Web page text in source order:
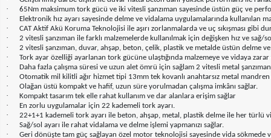
· 65Nm maksimum tork gücü ve iki vitesli şanzıman sayesinde üstün güç ve
· Elektronik hız ayarı sayesinde delme ve vidalama uygulamalarında kullanılan
· CAT Aktif Akü Koruma Teknolojisi ile aşırı zorlanmalarda ve uç sıkışması
· 2 vitesli şanzıman ile farklı malzemelerde kullanılmak için değişken hız ve sağ/
· 2 vitesli şanzıman, duvar, ahşap, beton, çelik, plastik ve metalde üstün delme
· Tork ayar özelliği ayarlanan tork gücüne ulaştığında malzemeye ve vidaya
· Daha fazla çalışma süresi ve uzun alet ömrü için sağlam 2 vitesli metal şanzıman
· Otomatik mil kilitli ağır hizmet tipi 13mm tek kovanlı anahtarsız metal
· Olağan üstü kompakt ve hafif, uzun süre yorulmadan çalışma imkânı sağlar.
· Kompakt tasarım tek elle rahat kullanım ve dar alanlara erişim sağlar
· En zorlu uygulamalar için 22 kademeli tork ayarı.
· 22+1+1 kademeli tork ayarı ile beton, ahşap, metal, plastik delme ile her türlü
· Sağ/sol ayarı ile rahat vidalama ve delme işlemi yapmanızı sağlar.
· Geri dönüşte tam güç sağlayan özel motor teknolojisi sayesinde vida sökmede